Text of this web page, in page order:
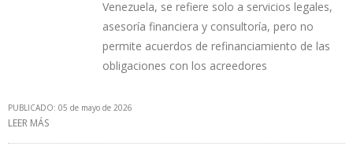
Venezuela, se refiere solo a servicios legales,
asesoría financiera y consultoría, pero no
permite acuerdos de refinanciamiento de las
obligaciones con los acreedores
PUBLICADO: 05 de mayo de 2026
LEER MÁS